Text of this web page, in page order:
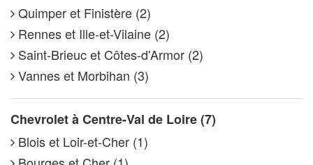
Quimper et Finistère (2)
Rennes et Ille-et-Vilaine (2)
Saint-Brieuc et Côtes-d'Armor (2)
Vannes et Morbihan (3)
Chevrolet à Centre-Val de Loire (7)
Blois et Loir-et-Cher (1)